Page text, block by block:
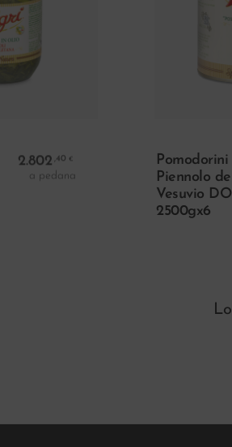
2.802 ,40 €
a pedana
Pomodorini
Piennolo
Vesuvio
2500gx6